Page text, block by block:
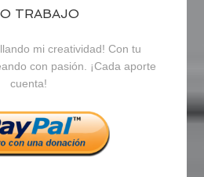
recursosep
en
Instagram
TRABAJO
mi creatividad! Con tu
con pasión. ¡Cada aporte
cuenta!